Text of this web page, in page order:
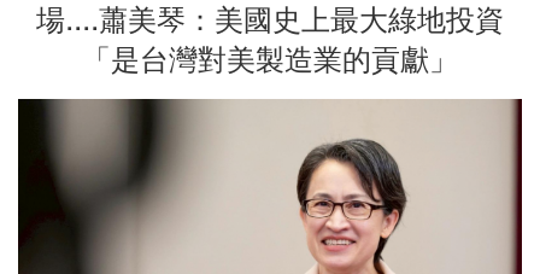
場....蕭美琴：美國史上最大綠地投資
「是台灣對美製造業的貢獻」